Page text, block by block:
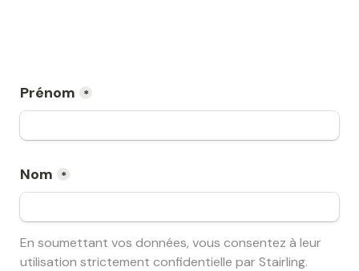
Prénom *
Nom *
En soumettant vos données, vous consentez à leur
utilisation strictement confidentielle par Stairling.